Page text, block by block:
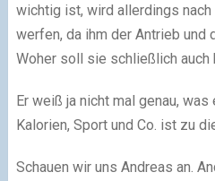
wichtig ist, wird allerdings
werfen, da ihm der Antrieb und
Woher soll sie schließlich auch
Er weiß ja nicht mal genau,
Kalorien, Sport und Co. ist zu
Schauen wir uns Andreas an.